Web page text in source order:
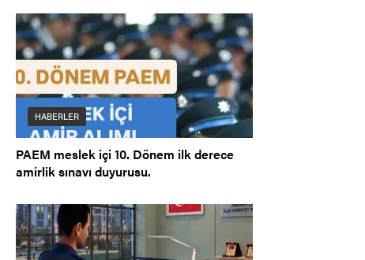
HABERLER
PAEM meslek içi 10. Dönem ilk derece
amirlik sınavı duyurusu.